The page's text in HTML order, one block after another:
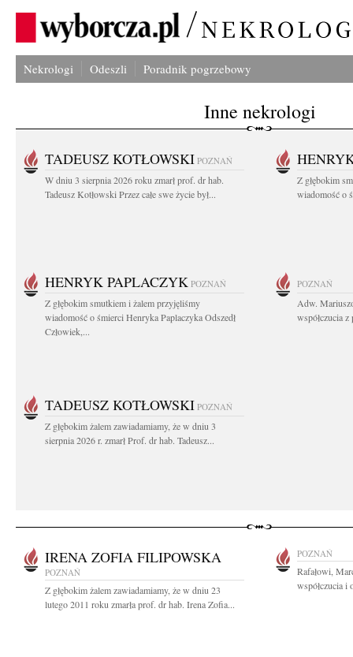
Nekrologi Odeszli Poradnik pogrzebowy
Inne nekrologi
TADEUSZ KOTŁOWSKI POZNAŃ
W dniu 3 sierpnia 2026 roku zmarł prof. dr hab.
Tadeusz Kotłowski Przez całe swe życie był...
Z głębokim
wiadomość o
HENRYK PAPLACZYK POZNAŃ
Z głębokim smutkiem i żalem przyjęliśmy
wiadomość o śmierci Henryka Paplaczyka Odszedł
Człowiek,...
POZNAŃ
Adw.
współczucia
TADEUSZ KOTŁOWSKI POZNAŃ
Z głębokim żalem zawiadamiamy, że w dniu 3
sierpnia 2026 r. zmarł Prof. dr hab. Tadeusz...
IRENA ZOFIA FILIPOWSKA
POZNAŃ
Z głębokim żalem zawiadamiamy, że w dniu 23
lutego 2011 roku zmarła prof. dr hab. Irena Zofia...
POZNAŃ
Rafałowi,
współczucia i